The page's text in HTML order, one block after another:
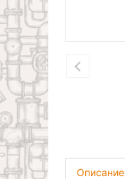
Описание